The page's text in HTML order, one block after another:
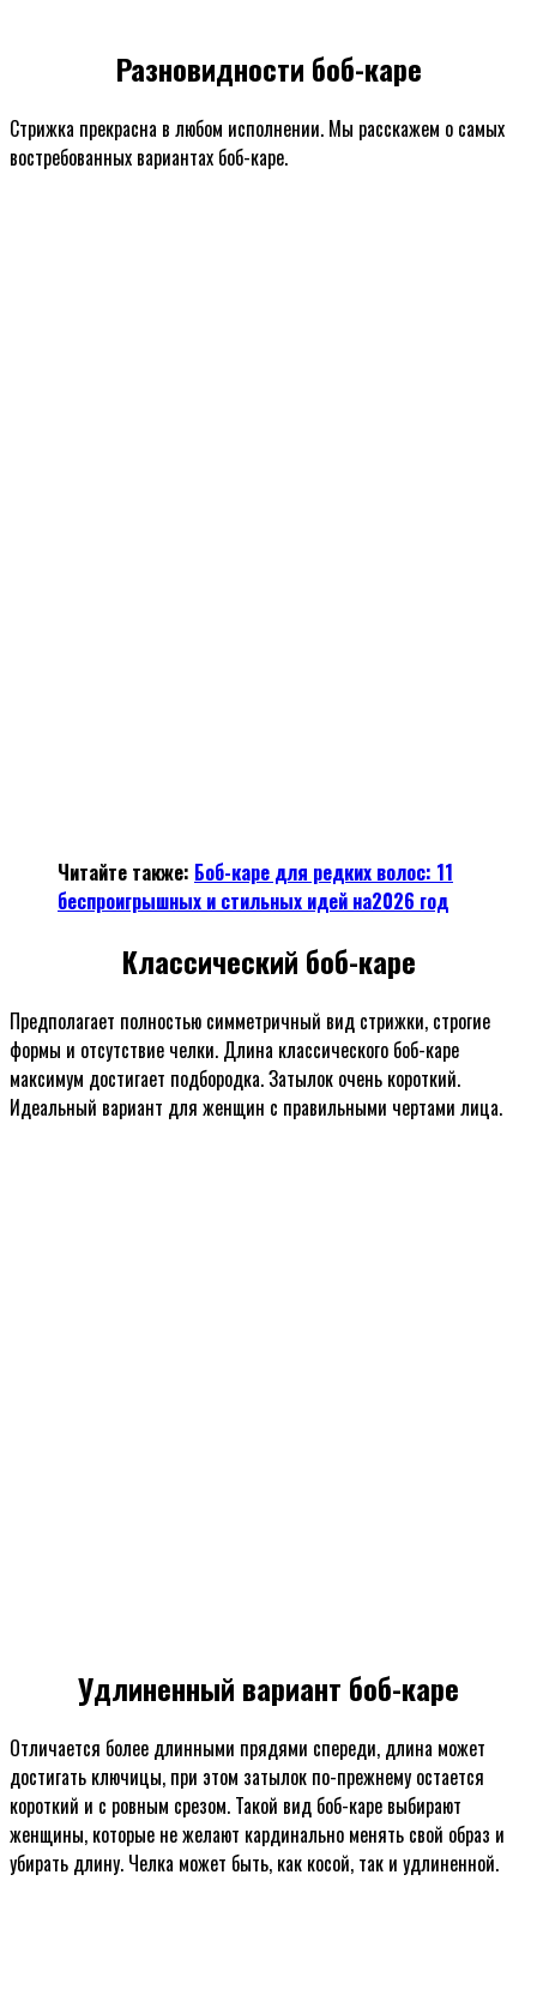
Разновидности боб-каре
Стрижка прекрасна в любом исполнении. Мы расскажем о самых
востребованных вариантах боб-каре.
Читайте также: Боб-каре для редких волос: 11
беспроигрышных и стильных идей на2026 год
Классический боб-каре
Предполагает полностью симметричный вид стрижки, строгие
формы и отсутствие челки. Длина классического боб-каре
максимум достигает подбородка. Затылок очень короткий.
Идеальный вариант для женщин с правильными чертами лица.
Удлиненный вариант боб-каре
Отличается более длинными прядями спереди, длина может
достигать ключицы, при этом затылок по-прежнему остается
короткий и с ровным срезом. Такой вид боб-каре выбирают
женщины, которые не желают кардинально менять свой образ и
убирать длину. Челка может быть, как косой, так и удлиненной.